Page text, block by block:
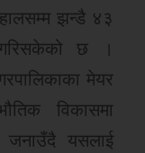
झन्डै ४३
छ ।
मेयर
विकासमा
जनाउँदै यसलाई